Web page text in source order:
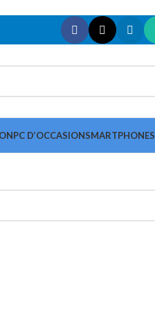
PC D’OCCASIONSMARTPHONES